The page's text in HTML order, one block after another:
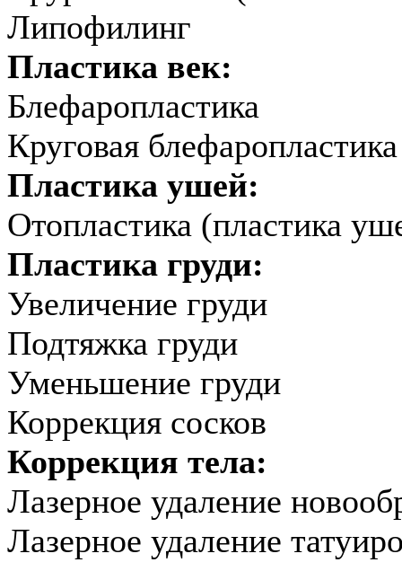
Липофилинг
Пластика век:
Блефаропластика
Круговая блефаропластика
Пластика ушей:
Отопластика (пластика
Пластика груди:
Увеличение груди
Подтяжка груди
Уменьшение груди
Коррекция сосков
Коррекция тела:
Лазерное удаление
Лазерное удаление